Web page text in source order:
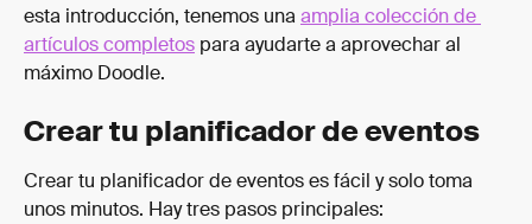
esta introducción, tenemos una amplia colección de
artículos completos para ayudarte a aprovechar al
máximo Doodle.
Crear tu planificador de eventos
Crear tu planificador de eventos es fácil y solo toma
unos minutos. Hay tres pasos principales: